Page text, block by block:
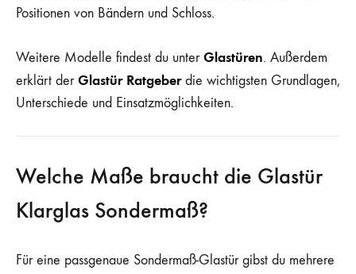
Positionen von Bändern und Schloss.
Weitere Modelle findest du unterGlastüren. Außerdem
erklärt derGlastür Ratgeberdie wichtigsten Grundlagen,
Unterschiede und Einsatzmöglichkeiten.
Welche Maße braucht die Glastür
Klarglas Sondermaß?
Für eine passgenaue Sondermaß-Glastür gibst du mehrere